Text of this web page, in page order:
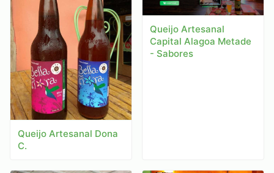
Queijo Artesanal Dona
C.
Queijo Artesanal
Capital Alagoa Metade
- Sabores